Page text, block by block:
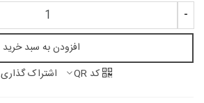
-
افزودن به سبد خرید
کد QR
اشتراک گذاری